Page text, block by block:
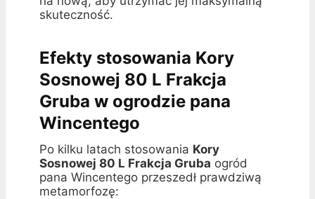
skuteczność.
Efekty stosowania Kory
Sosnowej 80 L Frakcja
Gruba w ogrodzie pana
Wincentego
Po kilku latach stosowania Kory
Sosnowej 80 L Frakcja Gruba ogród
pana Wincentego przeszedł prawdziwą
metamorfozę: